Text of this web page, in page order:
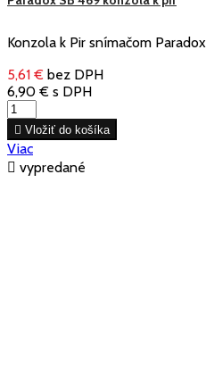
Konzola k Pir snímačom Paradox
5,61 € bez DPH
6,90 € s DPH
 Vložiť do košíka
Viac
 vypredané